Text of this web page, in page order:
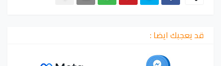
قد يعجبك ايضا :